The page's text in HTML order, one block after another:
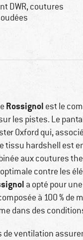
DWR, coutures
Rossignol est le
les pistes. Le
Oxford qui,
tissu hardshell est
aux coutures
contre les
a opté pour
à 100 % de
dans des
ventilation